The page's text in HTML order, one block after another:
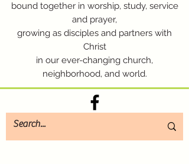
bound together in worship, study, service
and prayer,
growing as disciples and partners with
Christ
in our ever-changing church,
neighborhood, and world.